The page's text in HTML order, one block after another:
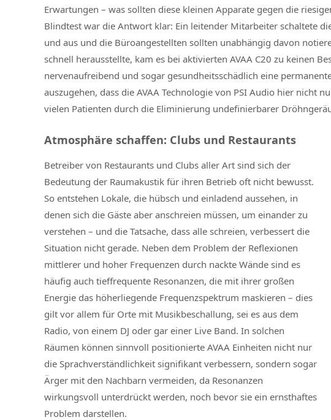
Erwartungen – was sollten diese kleinen Apparate gegen die
Blindtest war die Antwort klar: Ein leitender Mitarbeiter schaltete
und aus und die Büroangestellten sollten unabhängig davon
schnell herausstellte, kam es bei aktivierten AVAA C20 zu keinen
nervenaufreibend und sogar gesundheitsschädlich eine
auszugehen, dass die AVAA Technologie von PSI Audio hier nicht
vielen Patienten durch die Eliminierung undefinierbarer
Atmosphäre schaffen: Clubs und Restaurants
Betreiber von Restaurants und Clubs aller Art sind sich der
Bedeutung der Raumakustik für ihren Betrieb oft nicht bewusst.
So entstehen Lokale, die hübsch und einladend aussehen, in
denen sich die Gäste aber anschreien müssen, um einander zu
verstehen – und die Tatsache, dass alle schreien, verbessert die
Situation nicht gerade. Neben dem Problem der Reflexionen
mittlerer und hoher Frequenzen durch nackte Wände sind es
häufig auch tieffrequente Resonanzen, die mit ihrer großen
Energie das höherliegende Frequenzspektrum maskieren – dies
gilt vor allem für Orte mit Musikbeschallung, sei es aus dem
Radio, von einem DJ oder gar einer Live Band. In solchen
Räumen können sinnvoll positionierte AVAA Einheiten nicht nur
die Sprachverständlichkeit signifikant verbessern, sondern sogar
Ärger mit den Nachbarn vermeiden, da Resonanzen
wirkungsvoll unterdrückt werden, noch bevor sie ein ernsthaftes
Problem darstellen.